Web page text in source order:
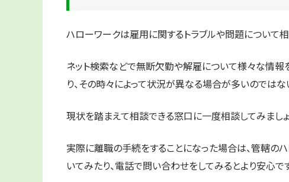
ハローワークは雇用に関するトラブルや問題について
ネット検索などで無断欠勤や解雇について様々な情報
り、その時々によって状況が異なる場合が多いのではな
現状を踏まえて相談できる窓口に一度相談してみましょ
実際に離職の手続をすることになった場合は、管轄の
いてみたり、電話で問い合わせをしてみるとより安心で